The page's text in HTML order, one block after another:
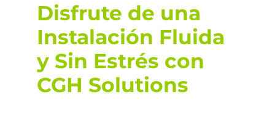
Disfrute de una
Instalación Fluida
y Sin Estrés con
CGH Solutions